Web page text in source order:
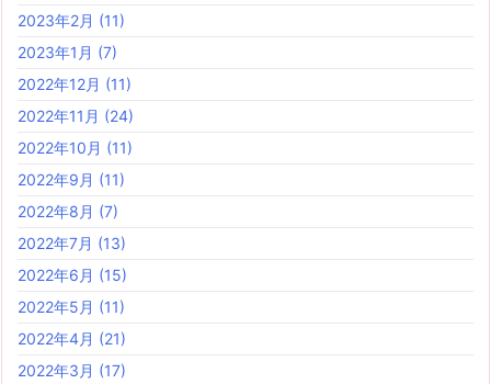
2023年2月 (11)
2023年1月 (7)
2022年12月 (11)
2022年11月 (24)
2022年10月 (11)
2022年9月 (11)
2022年8月 (7)
2022年7月 (13)
2022年6月 (15)
2022年5月 (11)
2022年4月 (21)
2022年3月 (17)